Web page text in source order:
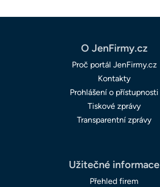
O JenFirmy.cz
Proč portál JenFirmy.cz
Kontakty
Prohlášení o přístupnosti
Tiskové zprávy
Transparentní zprávy
Užitečné informace
Přehled firem